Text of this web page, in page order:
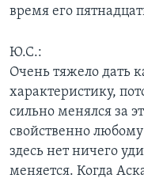
время его
Ю.С.:
Очень тяжело дать
характеристику,
сильно менялся за
свойственно
здесь нет ничего
меняется. Когда